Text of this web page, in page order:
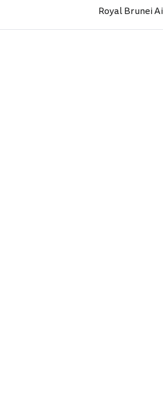
Royal Brunei